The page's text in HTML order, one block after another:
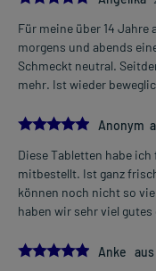
Für meine über 14
morgens und abends
Schmeckt neutral.
mehr. Ist wieder
5.0Anonym
Diese Tabletten habe
mitbestellt. Ist ganz
können noch nicht so
haben wir sehr viel gutes
5.0Anke aus